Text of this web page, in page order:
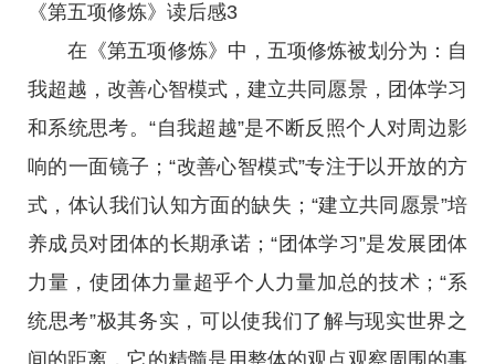
《第五项修炼》读后感3
在《第五项修炼》中，五项修炼被划分为：自
我超越，改善心智模式，建立共同愿景，团体学习
和系统思考。“自我超越”是不断反照个人对周边影
响的一面镜子；“改善心智模式”专注于以开放的方
式，体认我们认知方面的缺失；“建立共同愿景”培
养成员对团体的长期承诺；“团体学习”是发展团体
力量，使团体力量超乎个人力量加总的技术；“系
统思考”极其务实，可以使我们了解与现实世界之
间的距离，它的精髓是用整体的观点观察周围的事